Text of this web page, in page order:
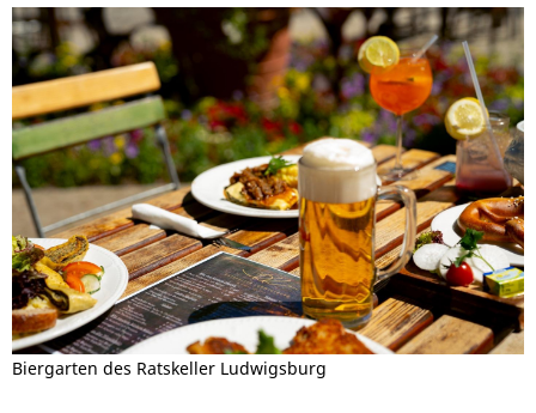
Biergarten des Ratskeller Ludwigsburg